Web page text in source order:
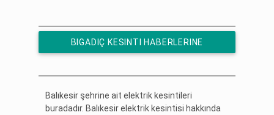
BIGADIÇ KESINTI HABERLERINE
Balıkesir şehrine ait elektrik kesintileri
buradadır. Balıkesir elektrik kesintisi hakkında